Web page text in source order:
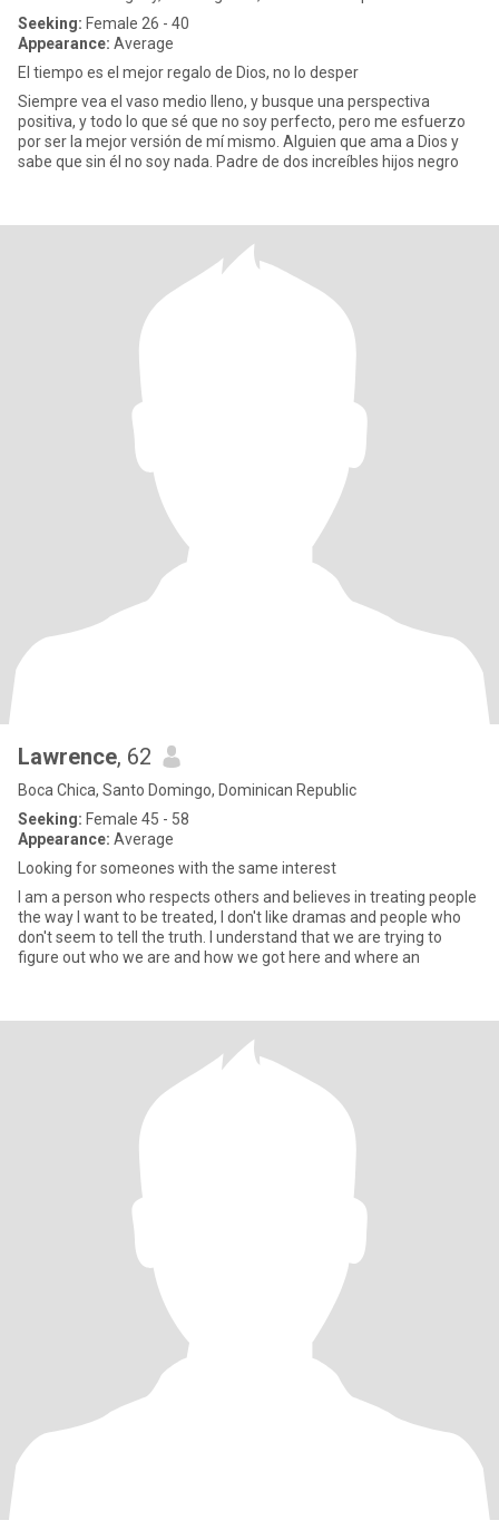
Seeking: Female 26 - 40
Appearance: Average
El tiempo es el mejor regalo de Dios, no lo desper
Siempre vea el vaso medio lleno, y busque una perspectiva
positiva, y todo lo que sé que no soy perfecto, pero me esfuerzo
por ser la mejor versión de mí mismo. Alguien que ama a Dios y
sabe que sin él no soy nada. Padre de dos increíbles hijos negro
Lawrence, 62
Boca Chica, Santo Domingo, Dominican Republic
Seeking: Female 45 - 58
Appearance: Average
Looking for someones with the same interest
I am a person who respects others and believes in treating people
the way I want to be treated, I don't like dramas and people who
don't seem to tell the truth. I understand that we are trying to
figure out who we are and how we got here and where an